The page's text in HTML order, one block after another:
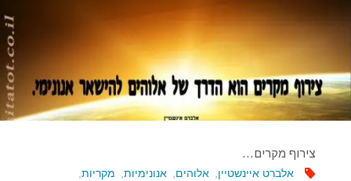
אשמה…"
צירוף מקרים…
אלברט איינשטיין אלוהים אנונימיות מקריות,